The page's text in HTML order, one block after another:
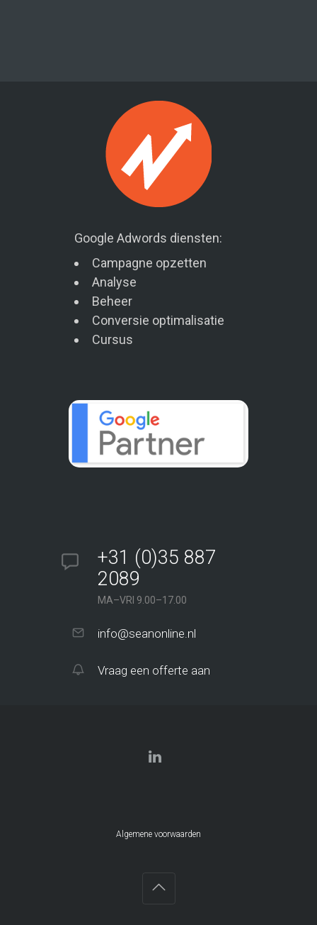
Google Adwords diensten:
Campagne opzetten
Analyse
Beheer
Conversie optimalisatie
Cursus
+31 (0)35 887
2089
MA–VRI 9.00–17.00
info@seanonline.nl
Vraag een offerte aan
Algemene voorwaarden